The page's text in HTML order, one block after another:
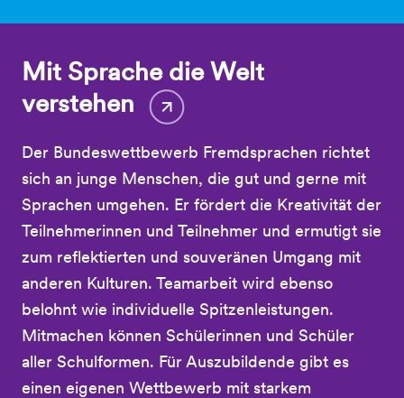
Mit Sprache die Welt
verstehen
Der Bundeswettbewerb Fremdsprachen richtet
sich an junge Menschen, die gut und gerne mit
Sprachen umgehen. Er fördert die Kreativität der
Teilnehmerinnen und Teilnehmer und ermutigt sie
zum reflektierten und souveränen Umgang mit
anderen Kulturen. Teamarbeit wird ebenso
belohnt wie individuelle Spitzenleistungen.
Mitmachen können Schülerinnen und Schüler
aller Schulformen. Für Auszubildende gibt es
einen eigenen Wettbewerb mit starkem